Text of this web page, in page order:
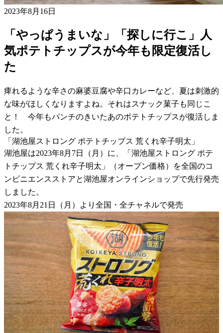
2023年8月16日
「やっぱうまいな」「探しに行こ」人
気ポテトチップスが今年も限定復活し
た
痺れるような辛さの麻婆豆腐や辛口カレーなど、夏は刺激的
な味がほしくなりますよね。それはスナック菓子も同じこ
と！ 今年もパンチのきいたあのポテトチップスが復活しま
した。
「湖池屋ストロング ポテトチップス 荒くれ辛子明太」
湖池屋は2023年8月7日（月）に、「湖池屋ストロング ポテ
トチップス 荒くれ辛子明太」（オープン価格）を全国のコ
ンビニエンスストアと湖池屋オンラインショップで先行発売
しました。
2023年8月21日（月）より全国・全チャネルで発売